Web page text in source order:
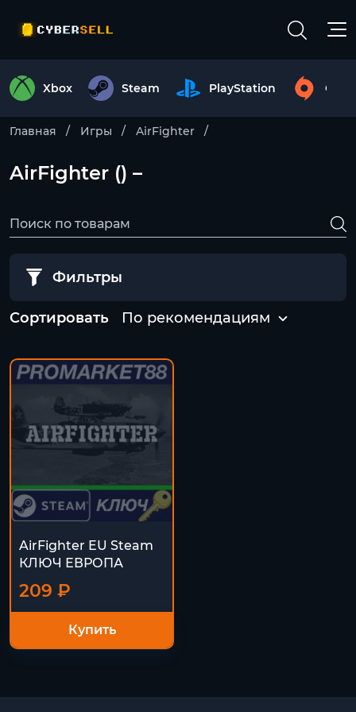
Xbox Steam PlayStation
Главная Игры AirFighter
AirFighter () –
Фильтры
Сортировать По рекомендациям
AirFighter EU Steam
КЛЮЧ ЕВРОПА
209 ₽
Купить